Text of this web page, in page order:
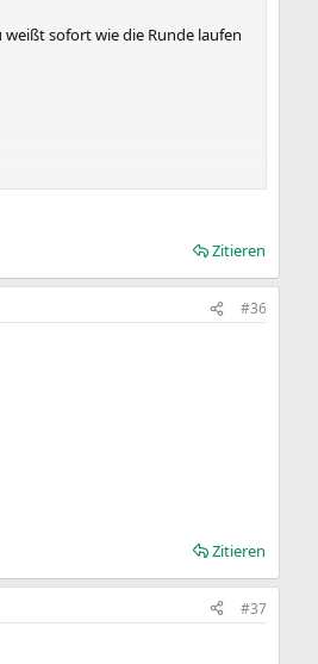
weißt sofort wie die Runde laufen
Zitieren
#36
Zitieren
#37